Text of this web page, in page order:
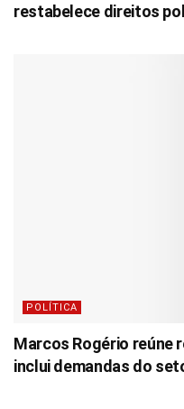
restabelece direitos
POLÍTICA
Marcos Rogério reúne
inclui demandas do